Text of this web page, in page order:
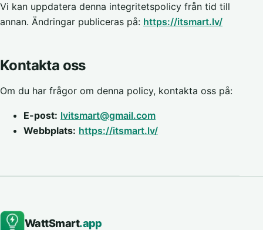
Vi kan uppdatera denna integritetspolicy från tid till
annan. Ändringar publiceras på: https://itsmart.lv/
Kontakta oss
Om du har frågor om denna policy, kontakta oss på:
E-post: lvitsmart@gmail.com
Webbplats: https://itsmart.lv/
WattSmart.app